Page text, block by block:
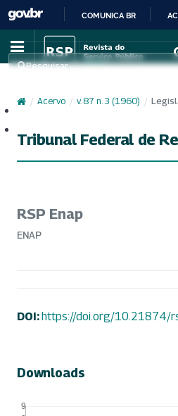
IR
PARA
COMUNICA BR
Pesquisar
/ Acervo / v. 87 n. 3 (1960) /
Tribunal Federal de
RSP Enap
ENAP
DOI:https://doi.org/10.21874/
Downloads